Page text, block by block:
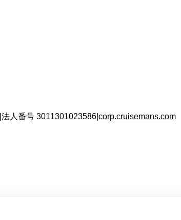
法人番号 3011301023586 corp.cruisemans.com